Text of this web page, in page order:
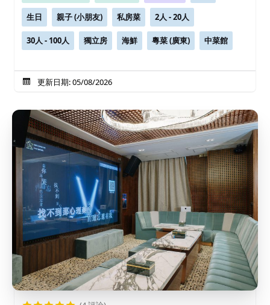
生日 親子 (小朋友) 私房菜 2人 - 20人
30人 - 100人 獨立房 海鮮 粵菜 (廣東) 中菜館
更新日期: 05/08/2026